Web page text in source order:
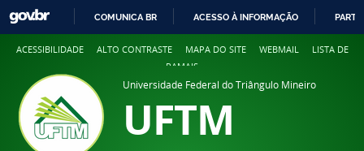
COMUNICA BR ACESSO À INFORMAÇÃO
ACESSIBILIDADE ALTO CONTRASTE MAPA DO SITE WEBMAIL
LISTA DE
RAMAIS
Universidade Federal do Triângulo Mineiro
UFTM